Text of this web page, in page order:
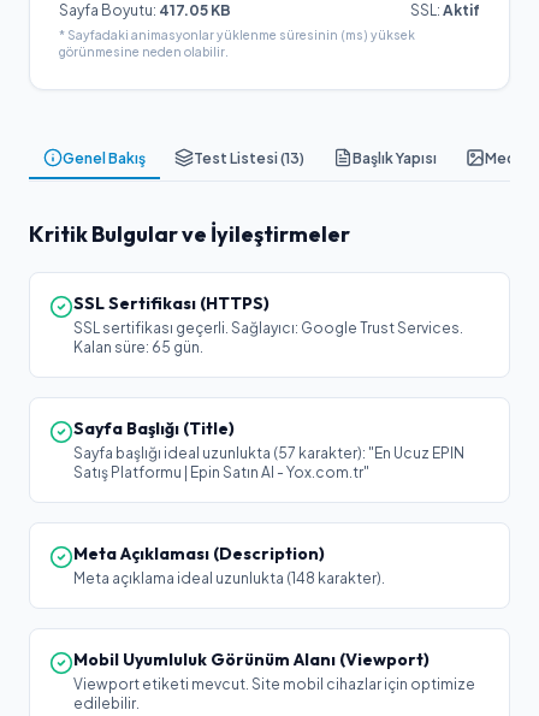
Sayfa Boyutu: 417.05 KB SSL: Aktif
* Sayfadaki animasyonlar yüklenme süresinin (ms) yüksek
görünmesine neden olabilir.
Genel Bakış Test Listesi (13) Başlık Yapısı Medya
Kritik Bulgular ve İyileştirmeler
SSL Sertifikası (HTTPS)
SSL sertifikası geçerli. Sağlayıcı: Google Trust Services.
Kalan süre: 65 gün.
Sayfa Başlığı (Title)
Sayfa başlığı ideal uzunlukta (57 karakter): "En Ucuz EPIN
Satış Platformu | Epin Satın Al - Yox.com.tr"
Meta Açıklaması (Description)
Meta açıklama ideal uzunlukta (148 karakter).
Mobil Uyumluluk Görünüm Alanı (Viewport)
Viewport etiketi mevcut. Site mobil cihazlar için optimize
edilebilir.